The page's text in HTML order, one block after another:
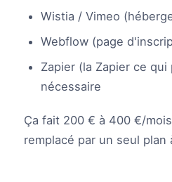
Wistia / Vimeo
Webflow (page
Zapier (la Zapier ce qui
nécessaire
Ça fait 200 € à 400 €/
remplacé par un seul plan